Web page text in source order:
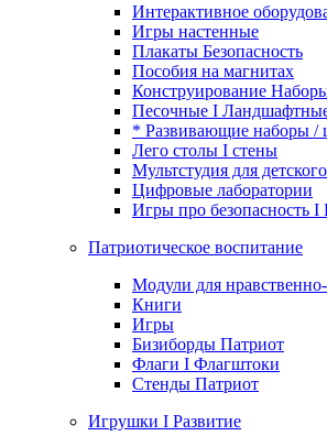
Интерактивное
Игры настенные
Плакаты Безопасность
Пособия на магнитах
Конструирование
Песочные I
* Развивающие наборы /
Лего столы I стены
Мультстудия для
Цифровые лаборатории
Игры про безопасность
Патриотическое воспитание
Модули для
Книги
Игры
Бизиборды Патриот
Флаги I Флагштоки
Стенды Патриот
Игрушки I Развитие